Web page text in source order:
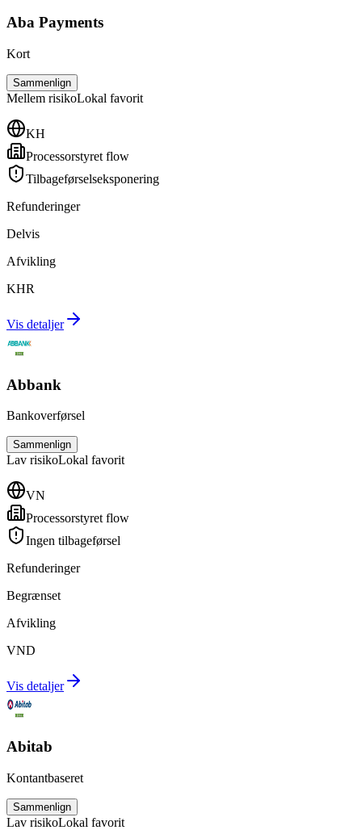
Aba Payments
Kort
Sammenlign
Mellem risikoLokal favorit
KH
Processorstyret flow
Tilbageførselseksponering
Refunderinger
Delvis
Afvikling
KHR
Vis detaljer
Abbank
Bankoverførsel
Sammenlign
Lav risikoLokal favorit
VN
Processorstyret flow
Ingen tilbageførsel
Refunderinger
Begrænset
Afvikling
VND
Vis detaljer
Abitab
Kontantbaseret
Sammenlign
Lav risikoLokal favorit